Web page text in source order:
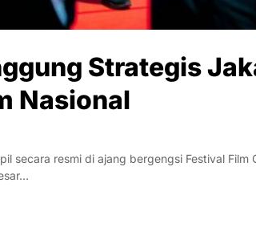
Strategis
Nasional
secara resmi di ajang bergengsi Festival Film